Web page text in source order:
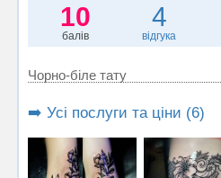
10
балів
4
відгука
Чорно-біле тату
➡️ Усі послуги та ціни (6)